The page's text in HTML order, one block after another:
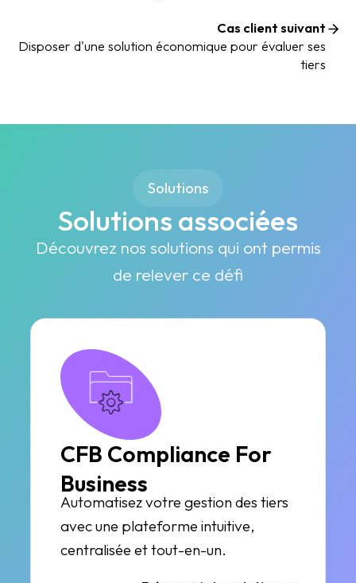
Cas client suivant
Disposer d'une solution économique pour évaluer ses
tiers
Solutions
Solutions associées
Découvrez nos solutions qui ont permis
de relever ce défi
CFB Compliance For
Business
Automatisez votre gestion des tiers
avec une plateforme intuitive,
centralisée et tout-en-un.